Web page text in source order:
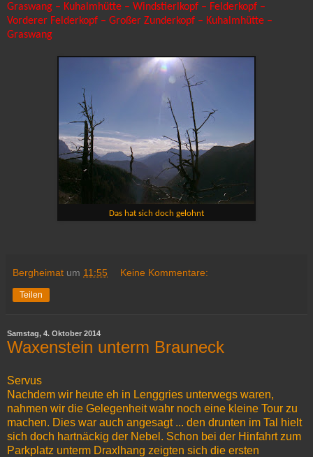
Graswang – Kuhalmhütte – Windstierlkopf – Felderkopf –
Vorderer Felderkopf – Großer Zunderkopf – Kuhalmhütte –
Graswang
Das hat sich doch gelohnt
Bergheimat um 11:55 Keine Kommentare:
Teilen
Samstag, 4. Oktober 2014
Waxenstein unterm Brauneck
Servus
Nachdem wir heute eh in Lenggries unterwegs waren,
nahmen wir die Gelegenheit wahr noch eine kleine Tour zu
machen. Dies war auch angesagt ... den drunten im Tal hielt
sich doch hartnäckig der Nebel. Schon bei der Hinfahrt zum
Parkplatz unterm Draxlhang zeigten sich die ersten